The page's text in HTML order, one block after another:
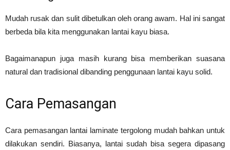
Mudah rusak dan sulit dibetulkan oleh orang awam. Hal ini sangat
berbeda bila kita menggunakan lantai kayu biasa.
Bagaimanapun juga masih kurang bisa memberikan suasana
natural dan tradisional dibanding penggunaan lantai kayu solid.
Cara Pemasangan
Cara pemasangan lantai laminate tergolong mudah bahkan untuk
dilakukan sendiri. Biasanya, lantai sudah bisa segera dipasang